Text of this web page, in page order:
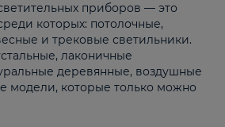
приборов — это
которых: потолочные,
и трековые светильники.
лаконичные
деревянные, воздушные
модели, которые только можно